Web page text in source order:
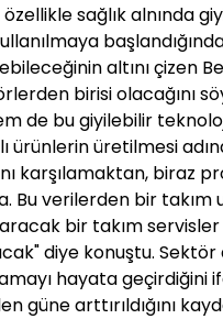
sağlık alnında
altını çizen
birisi olacağını
de bu giyilebilir
ürünlerin üretilmesi
karşılamaktan, biraz
Bu verilerden bir
bir takım
diye konuştu.
hayata geçirdiğini
güne arttırıldığını